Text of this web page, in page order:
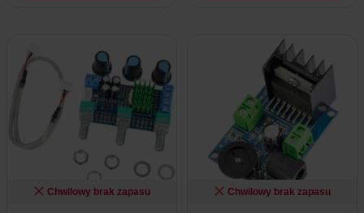
Chwilowy brak zapasu Chwilowy brak zapasu